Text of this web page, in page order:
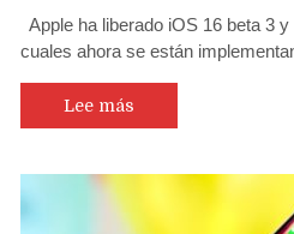
Apple ha liberado iOS 16 beta 3
cuales ahora se están
Lee más